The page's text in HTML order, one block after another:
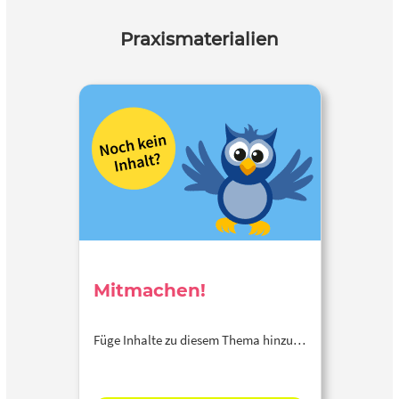
Praxismaterialien
Mitmachen!
Füge Inhalte zu diesem Thema hinzu…